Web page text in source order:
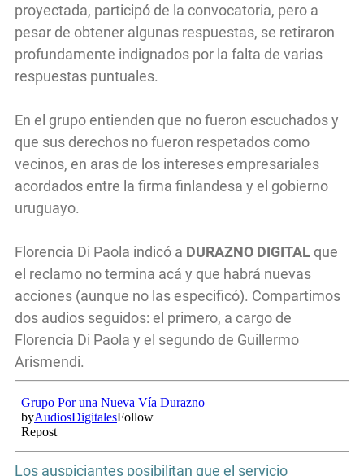
proyectada, participó de la convocatoria, pero a
pesar de obtener algunas respuestas, se retiraron
profundamente indignados por la falta de varias
respuestas puntuales.
En el grupo entienden que no fueron escuchados y
que sus derechos no fueron respetados como
vecinos, en aras de los intereses empresariales
acordados entre la firma finlandesa y el gobierno
uruguayo.
Florencia Di Paola indicó a DURAZNO DIGITAL que
el reclamo no termina acá y que habrá nuevas
acciones (aunque no las especificó). Compartimos
dos audios seguidos: el primero, a cargo de
Florencia Di Paola y el segundo de Guillermo
Arismendi.
Los auspiciantes posibilitan que el servicio